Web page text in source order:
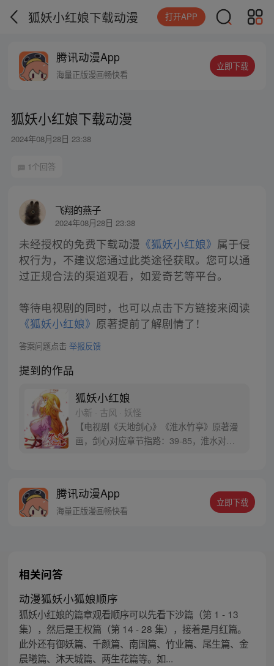
狐妖小红娘下载动漫 打开APP
腾讯动漫App
海量正版漫画畅快看
立即下载
狐妖小红娘下载动漫
2024年08月28日 23:38
1个回答
飞翔的燕子
2024年08月28日 23:38
未经授权的免费下载动漫 《狐妖小红娘》 属于侵
权行为，不建议您通过此类途径获取。您可以通
过正规合法的渠道观看，如爱奇艺等平台。
等待电视剧的同时，也可以点击下方链接来阅读
《狐妖小红娘》 原著提前了解剧情了！
答案问题点击 举报反馈
提到的作品
狐妖小红娘
小新 · 古风 · 妖怪
【电视剧《天地剑心》《淮水竹亭》原著漫
画，剑心对应章节指路：39-85，淮水对应
腾讯动漫App
海量正版漫画畅快看
立即下载
相关问答
动漫狐妖小狐娘顺序
狐妖小红娘的篇章观看顺序可以先看下沙篇（第 1 - 13
集），然后是王权篇（第 14 - 28 集），接着是月红篇。
此外还有御妖篇、千颜篇、南国篇、竹业篇、尾生篇、金
晨曦篇、沐天城篇、两生花篇等。如...